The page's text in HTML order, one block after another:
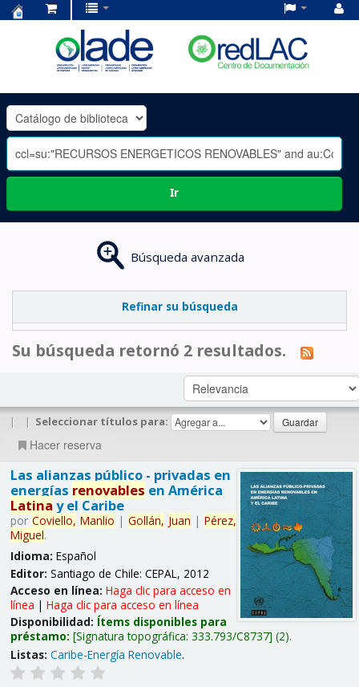
OLADE
-
Ir
Búsqueda avanzada
Refinar su búsqueda
Su búsqueda retornó 2 resultados.
| | Seleccionar títulos para:
Hacer reserva
Las alianzas público - privadas en
energías renovables en América
Latina y el Caribe
por Coviello, Manlio | Gollán, Juan | Pérez,
Miguel.
Idioma: Español
Editor: Santiago de Chile: CEPAL, 2012
Acceso en línea: Haga clic para acceso en
línea | Haga clic para acceso en línea
Disponibilidad: Ítems disponibles para
préstamo: Signatura topográfica: 333.793/C8737 (2).
Listas: Caribe-Energía Renovable.